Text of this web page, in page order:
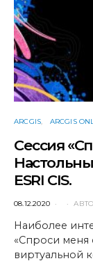
ARCGIS ARCGIS
Сессия
ESRI CIS.
POSTED
08.12.2020
Наиболее
«Спроси
виртуальной